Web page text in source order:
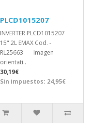
PLCD1015207
INVERTER PLCD1015207
15" 2L EMAX Cod. -
RL25663 Imagen
orientati..
30,19€
Sin impuestos: 24,95€